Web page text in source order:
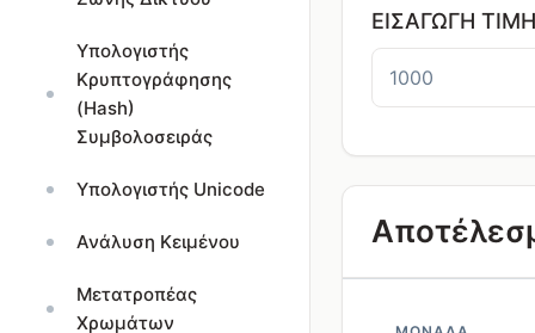
Υπολογιστής
Κρυπτογράφησης
(Hash)
Συμβολοσειράς
Υπολογιστής Unicode
Ανάλυση Κειμένου
Μετατροπέας
Χρωμάτων
ΕΙΣΑΓΩΓΉ